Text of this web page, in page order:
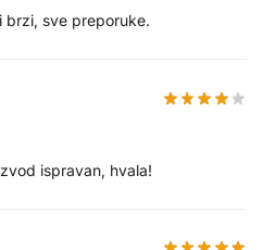
brzi, sve preporuke.
ispravan, hvala!